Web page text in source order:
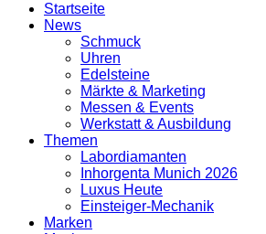
Startseite
News
Schmuck
Uhren
Edelsteine
Märkte & Marketing
Messen & Events
Werkstatt & Ausbildung
Themen
Labordiamanten
Inhorgenta Munich 2026
Luxus Heute
Einsteiger-Mechanik
Marken